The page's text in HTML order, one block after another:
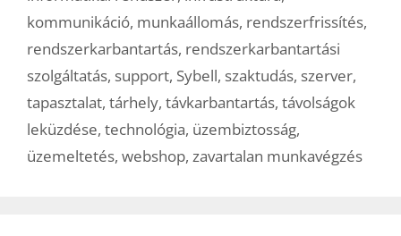
kommunikáció, munkaállomás, rendszerfrissítés,
rendszerkarbantartás, rendszerkarbantartási
szolgáltatás, support, Sybell, szaktudás, szerver,
tapasztalat, tárhely, távkarbantartás, távolságok
leküzdése, technológia, üzembiztosság,
üzemeltetés, webshop, zavartalan munkavégzés